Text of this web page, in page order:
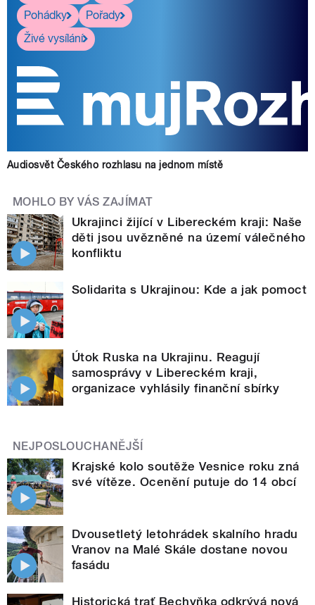
Pohádky
Pořady
Živé vysílání
Audiosvět Českého rozhlasu na jednom místě
MOHLO BY VÁS ZAJÍMAT
Ukrajinci žijící v Libereckém kraji: Naše
děti jsou uvězněné na území válečného
konfliktu
Solidarita s Ukrajinou: Kde a jak pomoct
Útok Ruska na Ukrajinu. Reagují
samosprávy v Libereckém kraji,
organizace vyhlásily finanční sbírky
NEJPOSLOUCHANĚJŠÍ
Krajské kolo soutěže Vesnice roku zná
své vítěze. Ocenění putuje do 14 obcí
Dvousetletý letohrádek skalního hradu
Vranov na Malé Skále dostane novou
fasádu
Historická trať Bechyňka odkrývá nová